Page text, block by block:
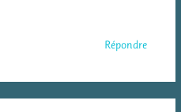
Répondre